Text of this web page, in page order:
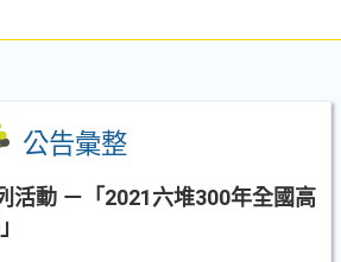
公告彙整
活動 －「2021六堆300年全國高